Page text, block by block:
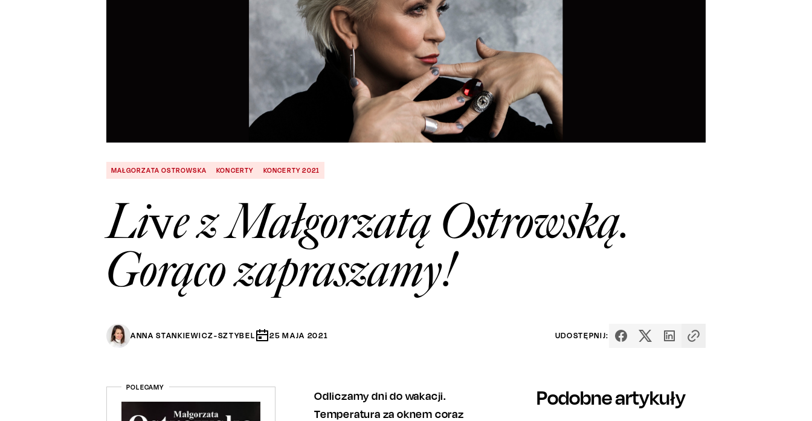
MAŁGORZATA OSTROWSKA KONCERTY KONCERTY 2021
Live z Małgorzatą Ostrowską.
Gorąco zapraszamy!
ANNA STANKIEWICZ-SZTYBEL 25 MAJA 2021 UDOSTĘPNIJ:
POLECAMY
Odliczamy dni do wakacji.
Temperatura za oknem coraz
Podobne artykuły